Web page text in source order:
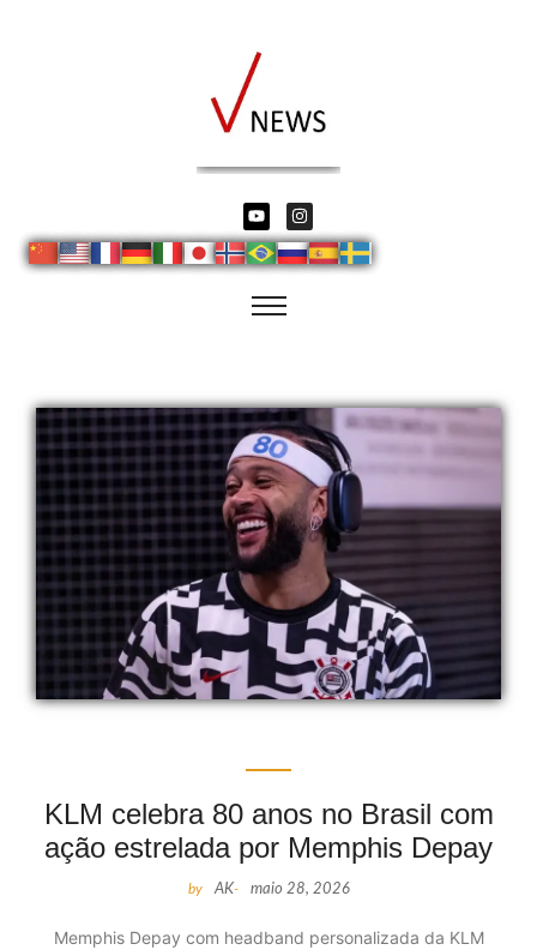
KLM celebra 80 anos no Brasil com
ação estrelada por Memphis Depay
by AK- maio 28, 2026
Memphis Depay com headband personalizada da KLM